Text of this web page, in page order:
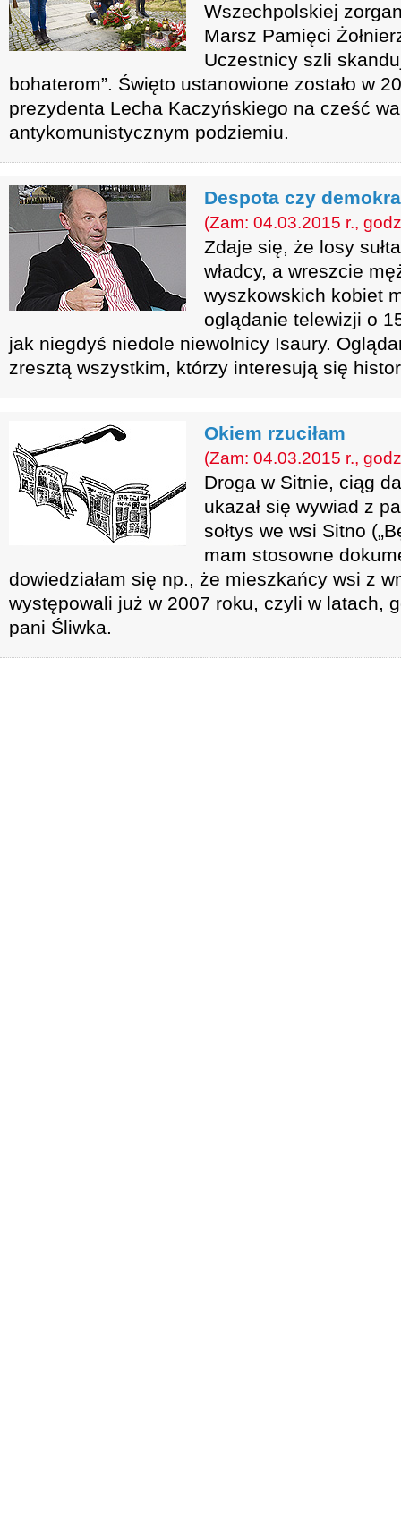
Wszechpolskiej
Marsz Pamięci
Uczestnicy szli
bohaterom”. Święto ustanowione zostało w
prezydenta Lecha Kaczyńskiego na cześć
antykomunistycznym podziemiu.
Despota czy
(Zam: 04.03.2015 r.,
Zdaje się, że losy
władcy, a wreszcie
wyszkowskich kobiet
oglądanie telewizji o
jak niegdyś niedole niewolnicy Isaury.
zresztą wszystkim, którzy interesują się
Okiem rzuciłam
(Zam: 04.03.2015 r.,
Droga w Sitnie, ciąg
ukazał się wywiad z
sołtys we wsi Sitno
mam stosowne
dowiedziałam się np., że mieszkańcy wsi z
występowali już w 2007 roku, czyli w latach,
pani Śliwka.